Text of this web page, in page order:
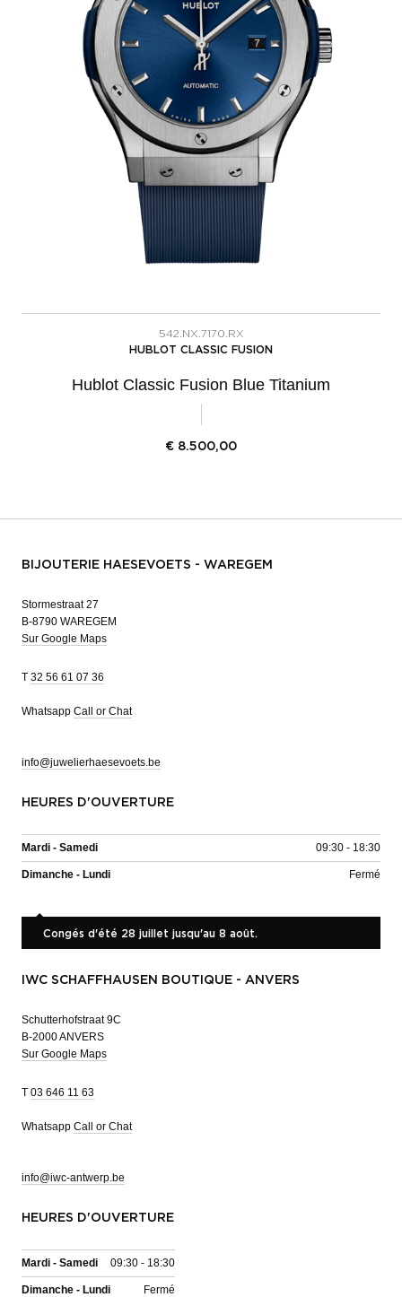
542.NX.7170.RX
HUBLOT CLASSIC FUSION
Hublot Classic Fusion Blue Titanium
€ 8.500,00
BIJOUTERIE HAESEVOETS - WAREGEM
Stormestraat 27
B-8790 WAREGEM
Sur Google Maps
T 32 56 61 07 36
Whatsapp Call or Chat
info@juwelierhaesevoets.be
HEURES D'OUVERTURE
Mardi - Samedi 09:30 - 18:30
Dimanche - Lundi Fermé
Congés d'été 28 juillet jusqu'au 8 août.
IWC SCHAFFHAUSEN BOUTIQUE - ANVERS
Schutterhofstraat 9C
B-2000 ANVERS
Sur Google Maps
T 03 646 11 63
Whatsapp Call or Chat
info@iwc-antwerp.be
HEURES D'OUVERTURE
Mardi - Samedi 09:30 - 18:30
Dimanche - Lundi Fermé